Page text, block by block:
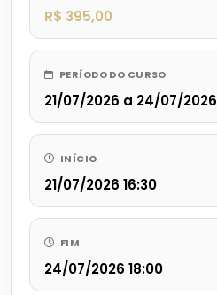
R$ 395,00
PERÍODO DO CURSO
21/07/2026 a 24/07/2026
INÍCIO
21/07/2026 16:30
FIM
24/07/2026 18:00